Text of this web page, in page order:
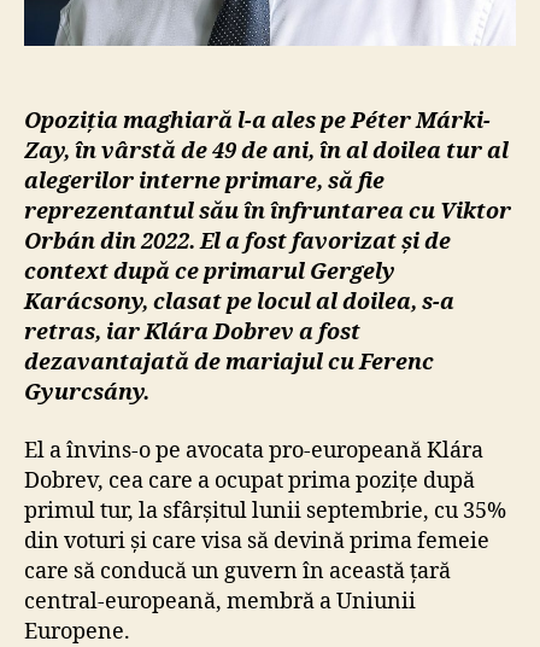
Opoziția maghiară l-a ales pe Péter Márki-
Zay, în vârstă de 49 de ani, în al doilea tur al
alegerilor interne primare, să fie
reprezentantul său în înfruntarea cu Viktor
Orbán din 2022. El a fost favorizat și de
context după ce primarul Gergely
Karácsony, clasat pe locul al doilea, s-a
retras, iar Klára Dobrev a fost
dezavantajată de mariajul cu Ferenc
Gyurcsány.
El a învins-o pe avocata pro-europeană Klára
Dobrev, cea care a ocupat prima pozițe după
primul tur, la sfârșitul lunii septembrie, cu 35%
din voturi și care visa să devină prima femeie
care să conducă un guvern în această țară
central-europeană, membră a Uniunii
Europene.